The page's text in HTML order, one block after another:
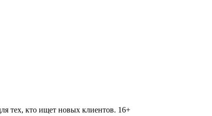
тех, кто ищет новых клиентов. 16+